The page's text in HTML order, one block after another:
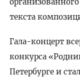
текста
Гала-концерт
конкурса
Петербурге и